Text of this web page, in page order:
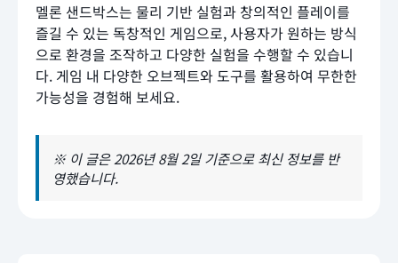
멜론 샌드박스는 물리 기반 실험과 창의적인 플레이를
즐길 수 있는 독창적인 게임으로, 사용자가 원하는 방식
으로 환경을 조작하고 다양한 실험을 수행할 수 있습니
다. 게임 내 다양한 오브젝트와 도구를 활용하여 무한한
가능성을 경험해 보세요.
※ 이 글은 2026년 8월 2일 기준으로 최신 정보를 반
영했습니다.